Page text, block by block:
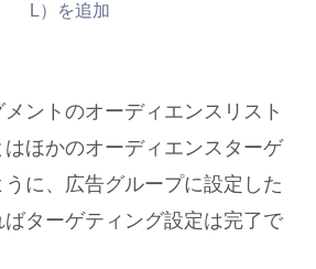
L）を追加
ントのオーディエンスリスト
ほかのオーディエンスターゲ
に、広告グループに設定した
ばターゲティング設定は完了で